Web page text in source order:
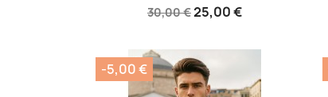
30,00 €25,00 €
-5,00 €